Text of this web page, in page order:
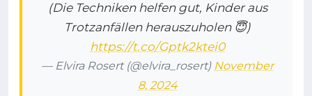
(Die Techniken helfen gut, Kinder aus
Trotzanfällen herauszuholen 😇)
https://t.co/Gptk2ktei0
— Elvira Rosert (@elvira_rosert) November
8, 2024